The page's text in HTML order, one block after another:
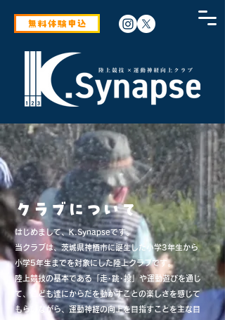
無料体験申込
クラブについて
はじめまして、K.Synapseです。
当クラブは、茨城県神栖市に誕生した小学3年生から
小学5年生までを対象にした陸上クラブです。
陸上競技の基本である「走･跳･投」や運動遊びを通じ
て、こども達にからだを動かすことの楽しさを感じて
もらいながら、運動神経の向上を目指すことを主な目